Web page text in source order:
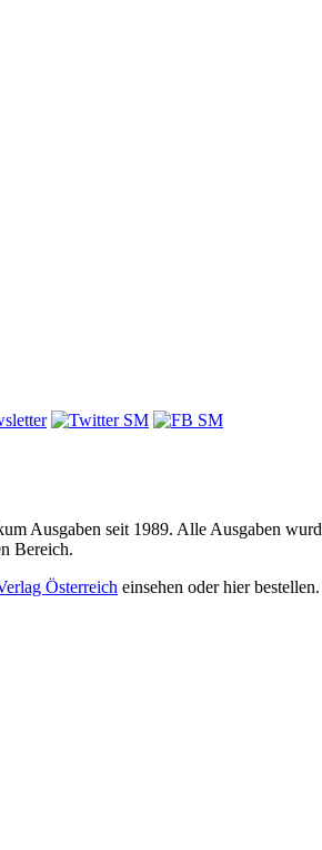
Ausgaben seit 1989. Alle Ausgaben
Bereich.
Österreich einsehen oder hier bestellen.